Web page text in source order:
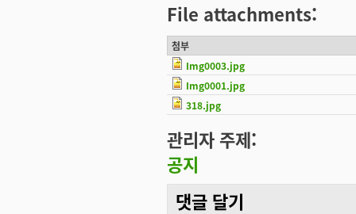
File attachments:
첨부
Img0003.jpg
Img0001.jpg
318.jpg
관리자 주제:
공지
댓글 달기